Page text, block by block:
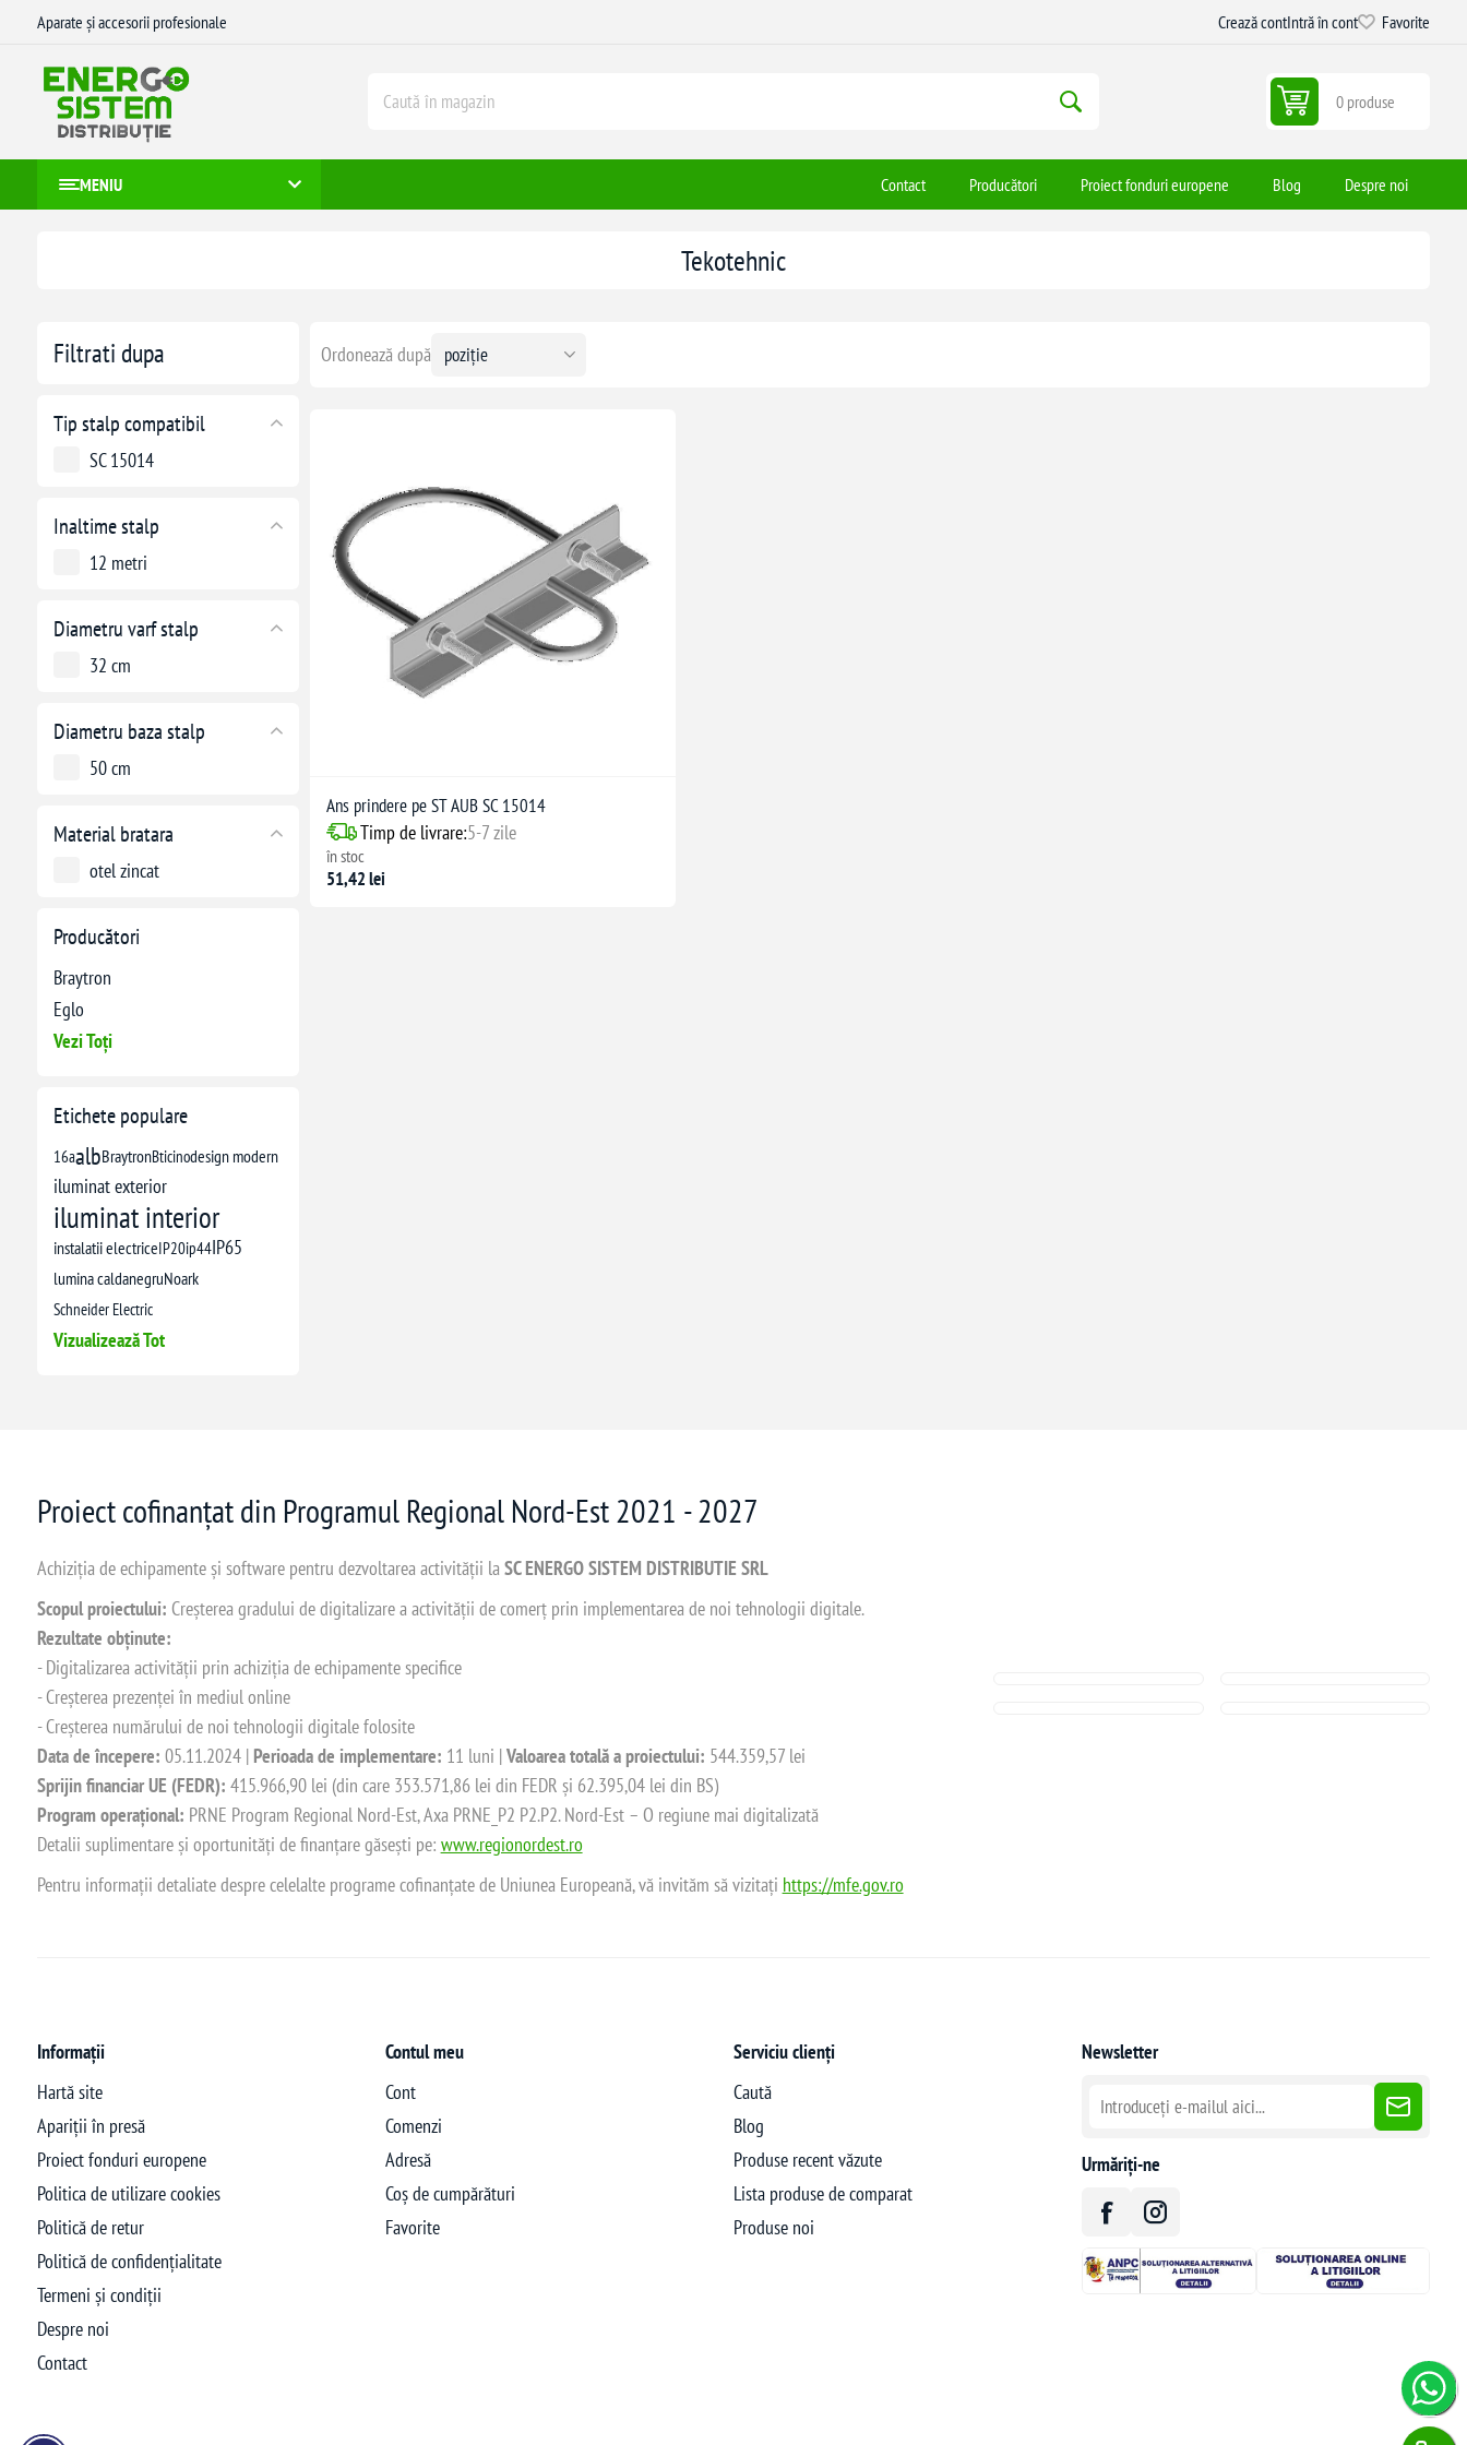
Aparate și accesorii profesionale Crează contIntră în cont Favorite
0 produse
MENIU Contact Producători Proiect fonduri europene Blog Despre noi
Filtrati dupa
Tip stalp compatibil
SC 15014
Inaltime stalp
12 metri
Diametru varf stalp
32 cm
Diametru baza stalp
50 cm
Material bratara
otel zincat
Producători
Braytron
Eglo
Vezi Toți
Etichete populare
16aalbBraytronBticinodesign modern
iluminat exterior
iluminat interior
instalatii electriceIP20ip44IP65
lumina caldanegruNoark
Schneider Electric
Vizualizează Tot
Tekotehnic
Ordonează după
Ans prindere pe ST AUB SC 15014
Timp de livrare:5-7 zile
în stoc
51,42 lei
Proiect cofinanțat din Programul Regional Nord-Est 2021 - 2027
Achiziția de echipamente și software pentru dezvoltarea activității laSC ENERGO SISTEM DISTRIBUTIE SRL
Scopul proiectului: Creșterea gradului de digitalizare a activității de comerț prin implementarea de noi tehnologii digitale.
Rezultate obținute:
- Digitalizarea activității prin achiziția de echipamente specifice
- Creșterea prezenței în mediul online
- Creșterea numărului de noi tehnologii digitale folosite
Data de începere: 05.11.2024 | Perioada de implementare: 11 luni |Valoarea totală a proiectului: 544.359,57 lei
Sprijin financiar UE (FEDR): 415.966,90 lei (din care 353.571,86 lei din FEDR și 62.395,04 lei din BS)
Program operațional: PRNE Program Regional Nord-Est, Axa PRNE_P2 P2.P2. Nord-Est – O regiune mai digitalizată
Detalii suplimentare și oportunități de finanțare găsești pe: www.regionordest.ro
Pentru informații detaliate despre celelalte programe cofinanțate de Uniunea Europeană, vă invităm să vizitați https://mfe.gov.ro
Informații
Hartă site
Apariții în presă
Proiect fonduri europene
Politica de utilizare cookies
Politică de retur
Politică de confidențialitate
Termeni și condiții
Despre noi
Contact
Contul meu
Cont
Comenzi
Adresă
Coș de cumpărături
Favorite
Serviciu clienți
Caută
Blog
Produse recent văzute
Lista produse de comparat
Produse noi
Newsletter
Urmăriți-ne